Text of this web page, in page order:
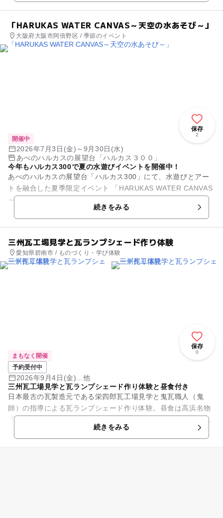
「HARUKAS WATER CANVAS～天空の水あそび～」
大阪府大阪市阿倍野区 / 季節のイベント
保存
2
開催中
2026年7月3日(金)～9月30日(水)
あべのハルカスの展望台「ハルカス３００」
今年もハルカス300で夏の水遊びイベントを開催中！
あべのハルカスの展望台「ハルカス300」にて、水遊びとアー
トを融合した夏季限定イベント 「HARUKAS WATER CANVAS
続きをみる
三州瓦工場見学と瓦ランプシェード作り体験
愛知県碧南市 / ものづくり・学び体験
保存
0
まもなく開催
予約受付中
2026年9月4日(金)...他
三州瓦工場見学と瓦ランプシェード作り体験と昼食付き
日本最古の瓦製造元である栄四郎瓦工場見学と鬼瓦職人（鬼
師）の指導による瓦ランプシェード作り体験。昼食は高浜名物
「魚松のとりめし」をお召し上がりいただきます。 旅のスケジ
続きをみる